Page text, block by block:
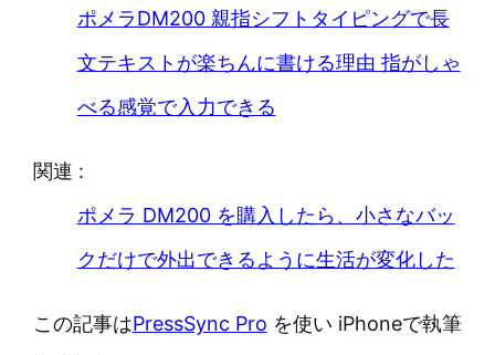
ポメラDM200 親指シフトタイピングで長
文テキストが楽ちんに書ける理由 指がしゃ
べる感覚で入力できる
関連 :
ポメラ DM200 を購入したら、小さなバッ
クだけで外出できるように生活が変化した
この記事はPressSync Pro を使い iPhoneで執筆